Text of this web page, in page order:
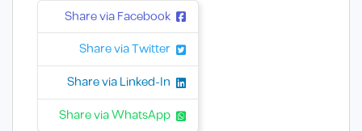
Share via Facebook
Share via Twitter
Share via Linked-In
Share via WhatsApp